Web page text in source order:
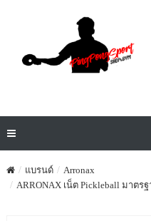
แบรนด์
Arronax
ARRONAX เน็ต Pickleball มาตร